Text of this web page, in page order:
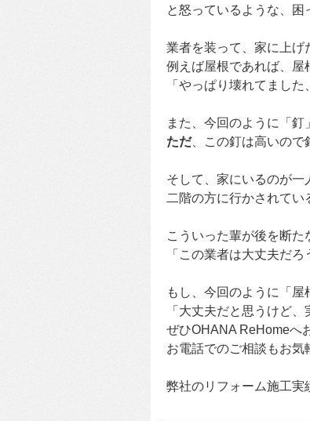
と怒っているような、困
業者を装って、家に上げ
例えば屋根であれば、屋
「やっぱり壊れてまし
また、今回のように「
ただ、この釘は高いので
そして、家にいるのが
二階の方に行かされてい
こういった輩が後を断た
「この業者は大丈夫だ
もし、今回のように「屋
「大丈夫だと思うけど
ぜひOHANA ReHomeへ
お電話でのご相談もお気
弊社のリフォーム施工実